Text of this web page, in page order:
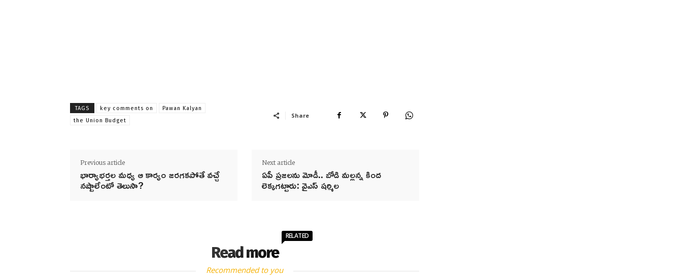
TAGS key comments on
Pawan Kalyan
the Union Budget
Share
Previous article
భార్యాభర్తల మధ్య ఆ కార్యం జరగకపోతే వచ్చే
నష్టాలేంటో తెలుసా?
Next article
ఏపీ ప్రజలను మోడీ.. బోడి మల్లన్న కింద
లెక్కగట్టారు: వైఎస్ షర్మిల
Read more
RELATED
Recommended to you